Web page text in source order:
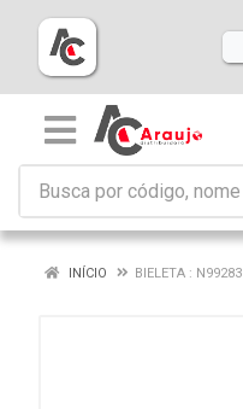
INÍCIO BIELETA : N99283